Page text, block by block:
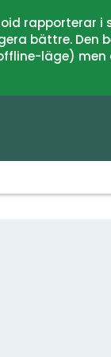
rapporterar
bättre. Den
läge)